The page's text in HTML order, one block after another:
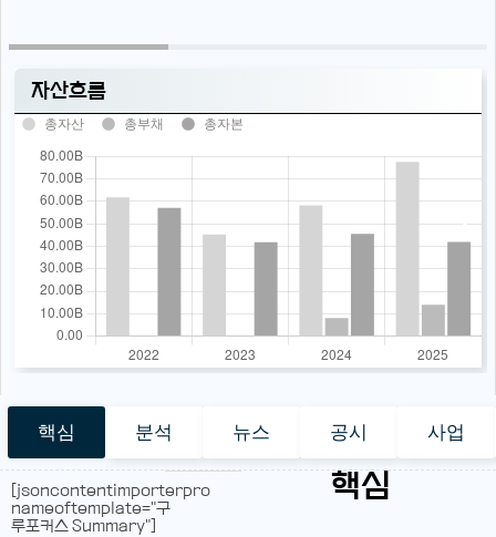
자산흐름
총자산 총부채 총자본
핵심 분석 뉴스 공시 사업
핵심
[jsoncontentimporterpro
nameoftemplate="구
루포커스 Summary"]